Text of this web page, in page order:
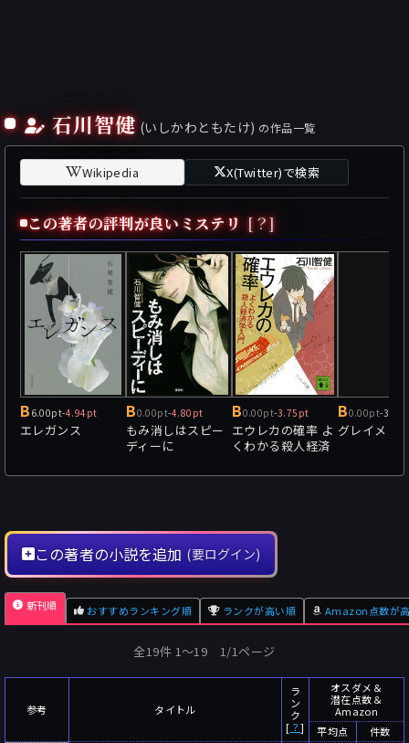
石川智健 (いしかわともたけ) の作品一覧
Wikipedia X(Twitter)で検索
この著者の評判が良いミステリ [？]
B 6.00pt-4.94pt
エレガンス
B0.00pt-4.80pt
もみ消しはスピー
ディーに
B0.00pt-3.75pt
エウレカの確率 よ
くわかる殺人経済
員とナッシュ均衡
B0.00pt-
グレイメン
この著者の小説を追加 (要ログイン)
新刊順 おすすめランキング順 ランクが高い順 Amazon点数が
全19件 1〜19 1/1ページ
参考 タイトル
ラ
ン
ク
[ ？]
オスダメ＆
潜在点数＆
Amazon
平均点
件数